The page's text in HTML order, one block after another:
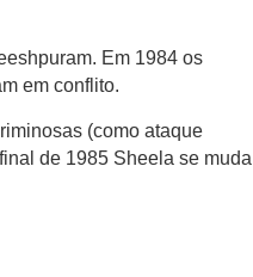
Em 1984 os
em conflito.
(como ataque
de 1985 Sheela se muda